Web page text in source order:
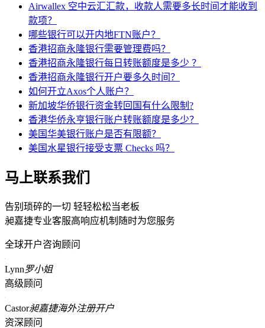
Airwallex 空中云汇汇款，收款人需要多长时间才能收到
款项？
哪些银行可以开内地FTN账户？
香港招商永隆银行需要管理费吗？
香港招商永隆银行每日转账额度是多少 ？
香港招商永隆银行开户要多久时间？
如何开立Axos个人账户？
新加坡华侨银行资金转回国有什么限制?
香港华侨永亨银行账户转账额度是多少？
美国华美银行账户是否有限额？
美国水星银行接受支票 Checks 吗？
马上联系我们
告别琐碎的一切 轻轻松松当老板
昶嘉捷专业客服高响应机制随时为您服务
全球开户咨询顾问
Lynn罗小姐
高级顾问
Castor昶嘉捷海外注册开户
资深顾问